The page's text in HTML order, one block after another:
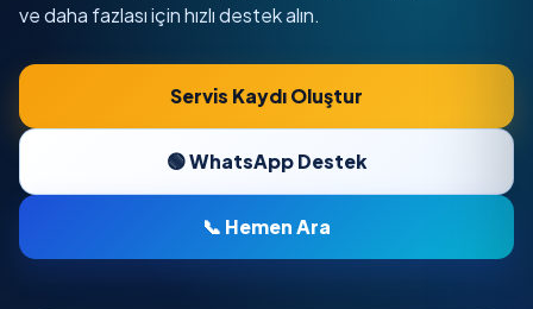
ve daha fazlası için hızlı destek alın.
Servis Kaydı Oluştur
🟢 WhatsApp Destek
📞 Hemen Ara